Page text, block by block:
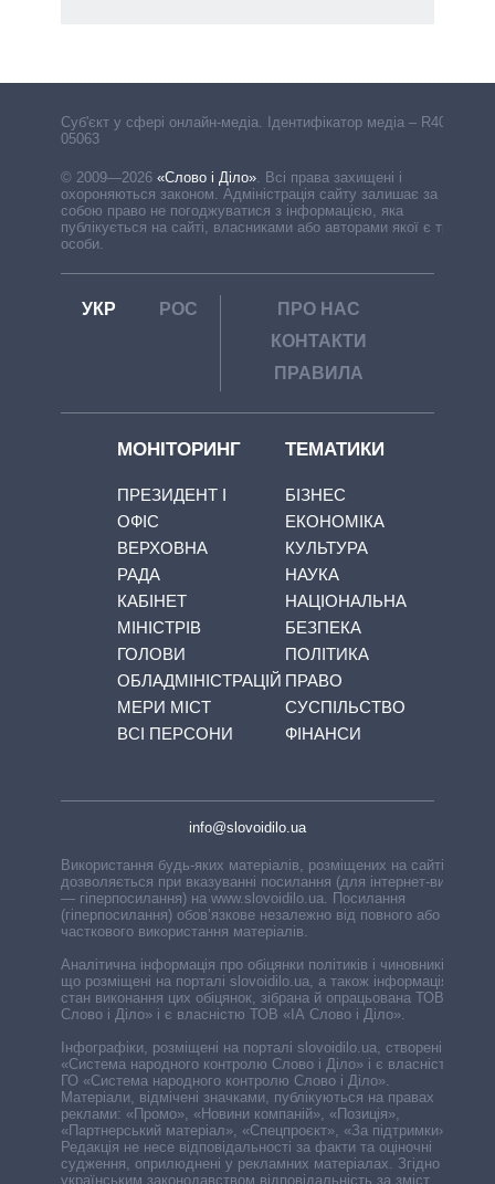
Cуб'єкт у сфері онлайн-медіа. Ідентифікатор медіа – R40-
05063
© 2009—2026 «Слово і Діло» Всі права захищені і
охороняються законом. Адміністрація сайту залишає за
собою право не погоджуватися з інформацією, яка
публікується на сайті, власниками або авторами якої є треті
особи.
УКР РОС
ПРО НАС
КОНТАКТИ
ПРАВИЛА
МОНІТОРИНГ
ПРЕЗИДЕНТ І
ОФІС
ВЕРХОВНА
РАДА
КАБІНЕТ
МІНІСТРІВ
ГОЛОВИ
ОБЛАДМІНІСТРАЦІЙ
МЕРИ МІСТ
ВСІ ПЕРСОНИ
ТЕМАТИКИ
БІЗНЕС
ЕКОНОМІКА
КУЛЬТУРА
НАУКА
НАЦІОНАЛЬНА
БЕЗПЕКА
ПОЛІТИКА
ПРАВО
СУСПІЛЬСТВО
ФІНАНСИ
info@slovoidilo.ua
Використання будь-яких матеріалів, розміщених на сайті,
дозволяється при вказуванні посилання (для інтернет-видань
— гіперпосилання) на www.slovoidilo.ua. Посилання
(гіперпосилання) обов’язкове незалежно від повного або
часткового використання матеріалів.
Аналітична інформація про обіцянки політиків і чиновників,
що розміщені на порталі slovoidilo.ua, а також інформація про
стан виконання цих обіцянок, зібрана й опрацьована ТОВ «ІА
Слово і Діло» і є власністю ТОВ «ІА Слово і Діло».
Інфографіки, розміщені на порталі slovoidilo.ua, створені ГО
«Система народного контролю Слово і Діло» і є власністю
ГО «Система народного контролю Слово і Діло».
Матеріали, відмічені значками, публікуються на правах
реклами: «Промо», «Новини компаній», «Позиція»,
«Партнерський матеріал», «Спецпроєкт», «За підтримки».
Редакція не несе відповідальності за факти та оціночні
судження, оприлюднені у рекламних матеріалах. Згідно з
українським законодавством відповідальність за зміст